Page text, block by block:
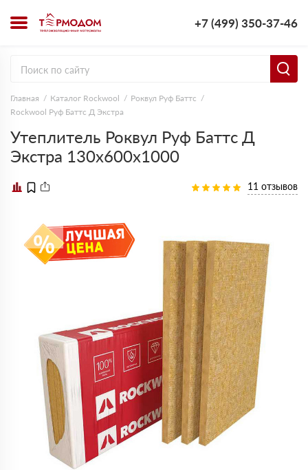
+7 (499) 350-37-46
Главная Каталог Rockwool
Роквул Руф Баттс
Rockwool Руф Баттс Д Экстра
Утеплитель Роквул Руф Баттс Д
Экстра 130х600х1000
11 отзывов